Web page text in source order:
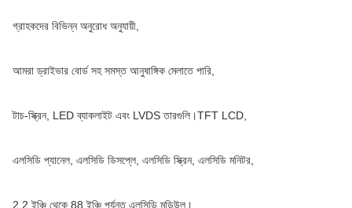
গ্রাহকদের বিভিন্ন অনুরোধ অনুযায়ী,
আমরা ড্রাইভার বোর্ড সহ সমস্ত আনুষাঙ্গিক মেলাতে পারি,
টাচ-স্ক্রিন, LED ব্যাকলাইট এবং LVDS তারগুলি।TFT LCD,
এলসিডি প্যানেল, এলসিডি ডিসপ্লে, এলসিডি স্ক্রিন, এলসিডি মনিটর,
2.2 ইঞ্চি থেকে 88 ইঞ্চি পর্যন্ত এলসিডি মডিউল।